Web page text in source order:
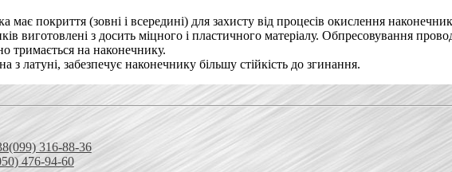
має покриття (зовні і всередині) для захисту від процесів окислення
виготовлені з досить міцного і пластичного матеріалу. Обпресовування
тримається на наконечнику.
​​з латуні, забезпечує наконечнику більшу стійкість до згинання.
316-88-36
476-94-60